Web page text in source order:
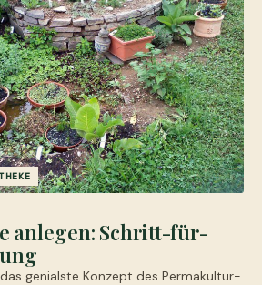
anlegen: Schritt-für-
genialste Konzept des Permakultur-